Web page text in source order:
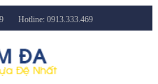
Hotline: 0913.333.469
Youtube